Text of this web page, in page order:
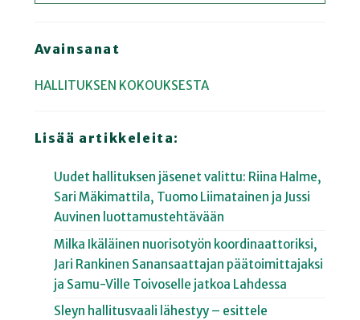
Avainsanat
HALLITUKSEN KOKOUKSESTA
Lisää artikkeleita:
Uudet hallituksen jäsenet valittu: Riina Halme,
Sari Mäkimattila, Tuomo Liimatainen ja Jussi
Auvinen luottamustehtävään
Milka Ikäläinen nuorisotyön koordinaattoriksi,
Jari Rankinen Sanansaattajan päätoimittajaksi
ja Samu-Ville Toivoselle jatkoa Lahdessa
Sleyn hallitusvaali lähestyy – esittele